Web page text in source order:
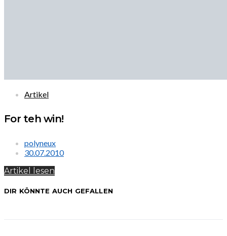
Artikel
For teh win!
polyneux
30.07.2010
Artikel lesen
DIR KÖNNTE AUCH GEFALLEN